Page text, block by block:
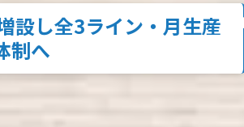
設し全3ライン・月生産
制へ